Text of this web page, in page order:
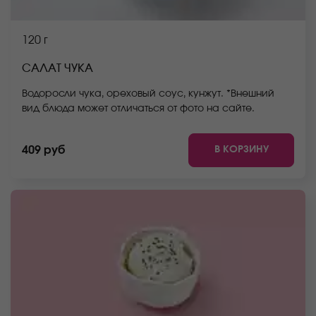
120 г
САЛАТ ЧУКА
Водоросли чука, ореховый соус, кунжут. *Внешний
вид блюда может отличаться от фото на сайте.
409 руб В КОРЗИНУ